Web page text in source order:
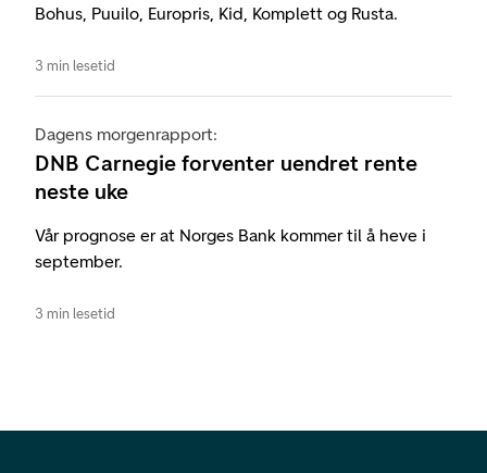
Bohus, Puuilo, Europris, Kid, Komplett og Rusta.
3 min lesetid
Dagens morgenrapport:
DNB Carnegie forventer uendret rente
neste uke
Vår prognose er at Norges Bank kommer til å heve i
september.
3 min lesetid